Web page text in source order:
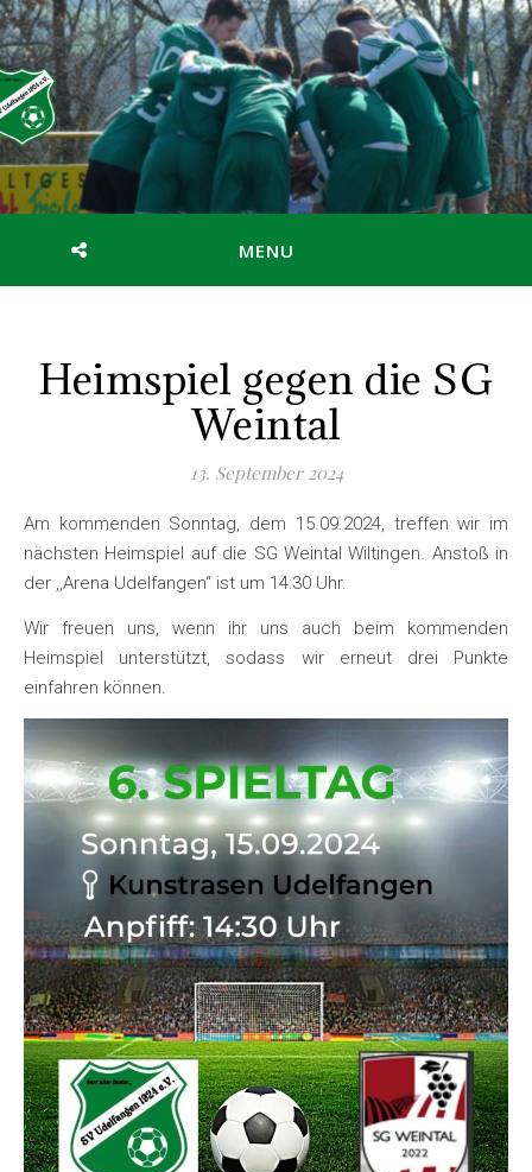
MENU
Heimspiel gegen die SG
Weintal
13. September 2024
Am kommenden Sonntag, dem 15.09.2024, treffen wir im
nächsten Heimspiel auf die SG Weintal Wiltingen. Anstoß in
der ,,Arena Udelfangen‘‘ ist um 14:30 Uhr.
Wir freuen uns, wenn ihr uns auch beim kommenden
Heimspiel unterstützt, sodass wir erneut drei Punkte
einfahren können.